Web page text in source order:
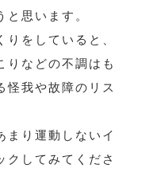
思います。
りをしていると、
りなどの不調はも
怪我や故障のリス
まり運動しないイ
クしてみてくださ